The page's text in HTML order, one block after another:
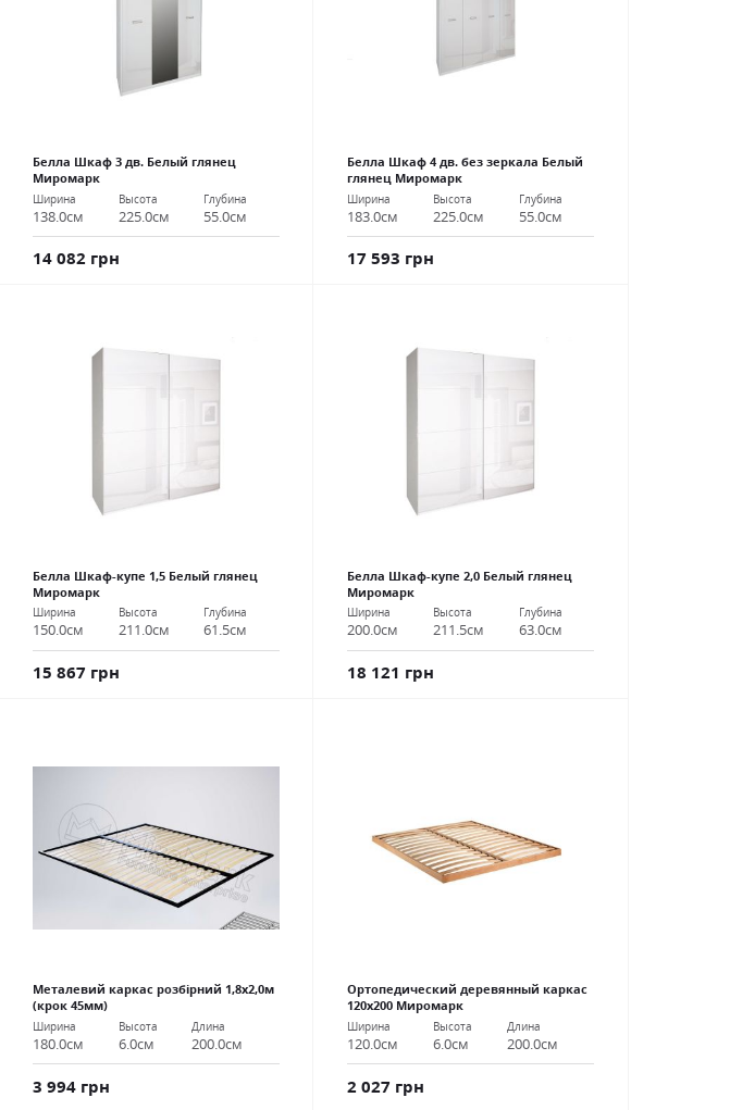
Белла Шкаф 3 дв. Белый глянец
Миромарк
Ширина
138.0см
Высота
225.0см
Глубина
55.0см
14 082 грн
Белла Шкаф 4 дв. без зеркала Белый
глянец Миромарк
Ширина
183.0см
Высота
225.0см
Глубина
55.0см
17 593 грн
Белла Шкаф-купе 1,5 Белый глянец
Миромарк
Ширина
150.0см
Высота
211.0см
Глубина
61.5см
15 867 грн
Белла Шкаф-купе 2,0 Белый глянец
Миромарк
Ширина
200.0см
Высота
211.5см
Глубина
63.0см
18 121 грн
Металевий каркас розбірний 1,8х2,0м
(крок 45мм)
Ширина
180.0см
Высота
6.0см
Длина
200.0см
3 994 грн
Ортопедический деревянный каркас
120х200 Миромарк
Ширина
120.0см
Высота
6.0см
Длина
200.0см
2 027 грн